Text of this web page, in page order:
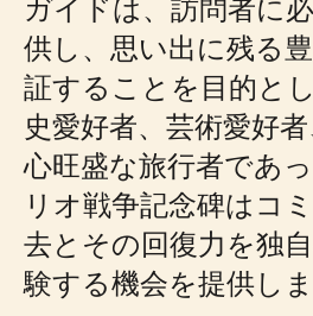
供し、思い出に残る
証することを目的と
史愛好者、芸術愛好
心旺盛な旅行者であ
リオ戦争記念碑はコ
去とその回復力を独
験する機会を提供しま